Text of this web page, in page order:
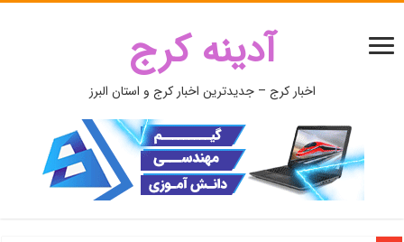
آدینه کرج
اخبار کرج – جدیدترین اخبار کرج و استان البرز